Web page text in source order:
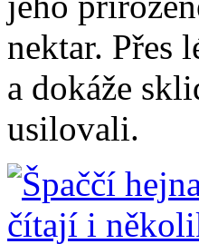
nektar. Přes
a dokáže
usilovali.